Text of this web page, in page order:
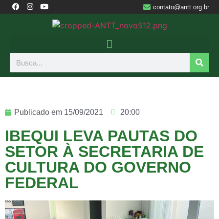
contato@antt.org.br
Publicado em 15/09/2021 20:00
IBEQUI LEVA PAUTAS DO
SETOR À SECRETARIA DE
CULTURA DO GOVERNO
FEDERAL